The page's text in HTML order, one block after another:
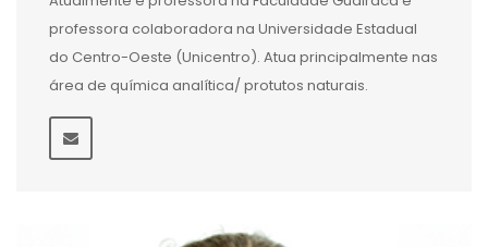
professora colaboradora na Universidade Estadual
do Centro-Oeste (Unicentro). Atua principalmente nas
área de química analítica/ protutos naturais.